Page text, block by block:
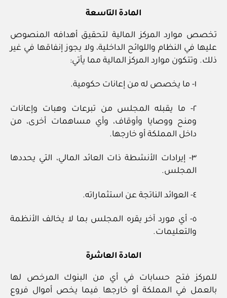
المادة التاسعة
تخصص موارد المركز المالية لتحقيق أهدافه المنصوص
عليها في النظام واللوائح الداخلية، ولا يجوز إنفاقها في غير
ذلك. وتتكون موارد المركز المالية مما يأتي:
١- ما يخصص له من إعانات حكومية.
٢- ما يقبله المجلس من تبرعات وهبات وإعانات
ومنح ووصايا وأوقاف، وأي مساهمات أخرى، من
داخل المملكة أو خارجها.
٣- إيرادات الأنشطة ذات العائد المالي، التي يحددها
المجلس.
٤- العوائد الناتجة عن استثماراته.
٥- أي مورد آخر يقره المجلس بما لا يخالف الأنظمة
والتعليمات.
المادة العاشرة
للمركز فتح حسابات في أي من البنوك المرخص لها
بالعمل في المملكة أو خارجها فيما يخص أموال فروع